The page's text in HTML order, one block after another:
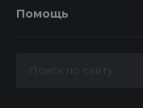
Помощь